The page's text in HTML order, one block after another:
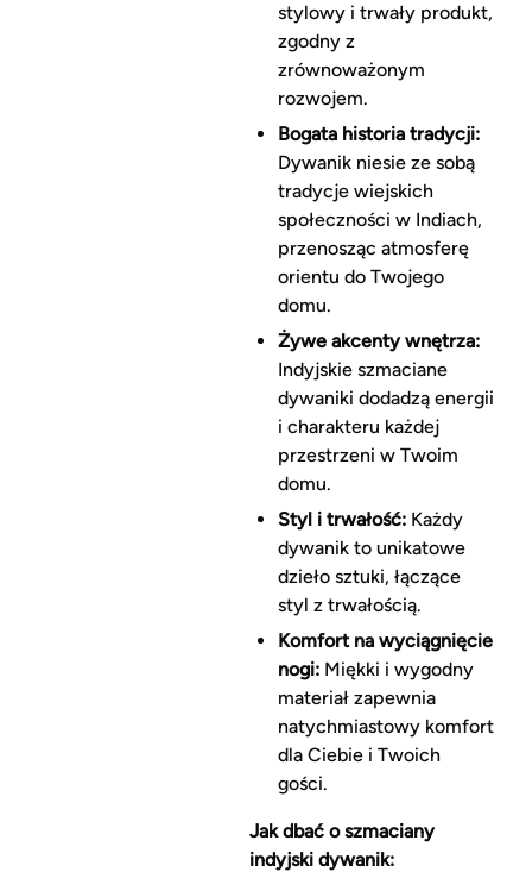
stylowy i trwały produkt,
zgodny z
zrównoważonym
rozwojem.
Bogata historia tradycji:
Dywanik niesie ze sobą
tradycje wiejskich
społeczności w Indiach,
przenosząc atmosferę
orientu do Twojego
domu.
Żywe akcenty wnętrza:
Indyjskie szmaciane
dywaniki dodadzą energii
i charakteru każdej
przestrzeni w Twoim
domu.
Styl i trwałość:Każdy
dywanik to unikatowe
dzieło sztuki, łączące
styl z trwałością.
Komfort na wyciągnięcie
nogi:Miękki i wygodny
materiał zapewnia
natychmiastowy komfort
dla Ciebie i Twoich
gości.
Jak dbać o szmaciany
indyjski dywanik: